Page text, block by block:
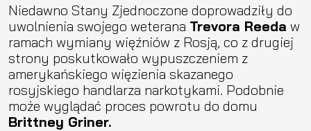
Niedawno Stany Zjednoczone doprowadziły do
uwolnienia swojego weterana Trevora Reeda w
ramach wymiany więźniów z Rosją, co z drugiej
strony poskutkowało wypuszczeniem z
amerykańskiego więzienia skazanego
rosyjskiego handlarza narkotykami. Podobnie
może wyglądać proces powrotu do domu
Brittney Griner.